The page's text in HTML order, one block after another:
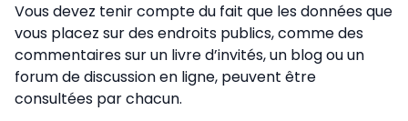
Vous devez tenir compte du fait que les données que
vous placez sur des endroits publics, comme des
commentaires sur un livre d’invités, un blog ou un
forum de discussion en ligne, peuvent être
consultées par chacun.